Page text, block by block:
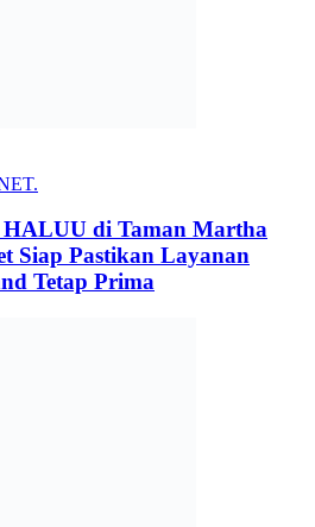
di Taman Martha
Siap Pastikan Layanan
Tetap Prima